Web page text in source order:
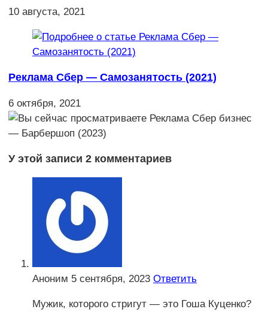
10 августа, 2021
Реклама Сбер — Самозанятость (2021)
6 октября, 2021
У этой записи 2 комментариев
Аноним 5 сентября, 2023 Ответить
Мужик, которого стригут — это Гоша Куценко?